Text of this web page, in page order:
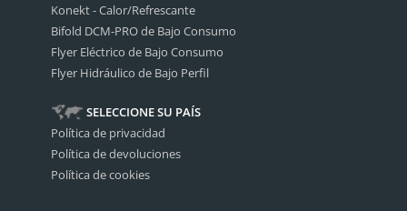
Konekt - Calor/Refrescante
Bifold DCM-PRO de Bajo Consumo
Flyer Eléctrico de Bajo Consumo
Flyer Hidráulico de Bajo Perfil
SELECCIONE SU PAÍS
Política de privacidad
Política de devoluciones
Política de cookies